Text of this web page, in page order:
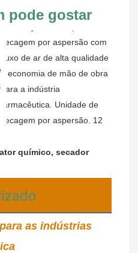
pode gostar
químico, secador
as indústrias